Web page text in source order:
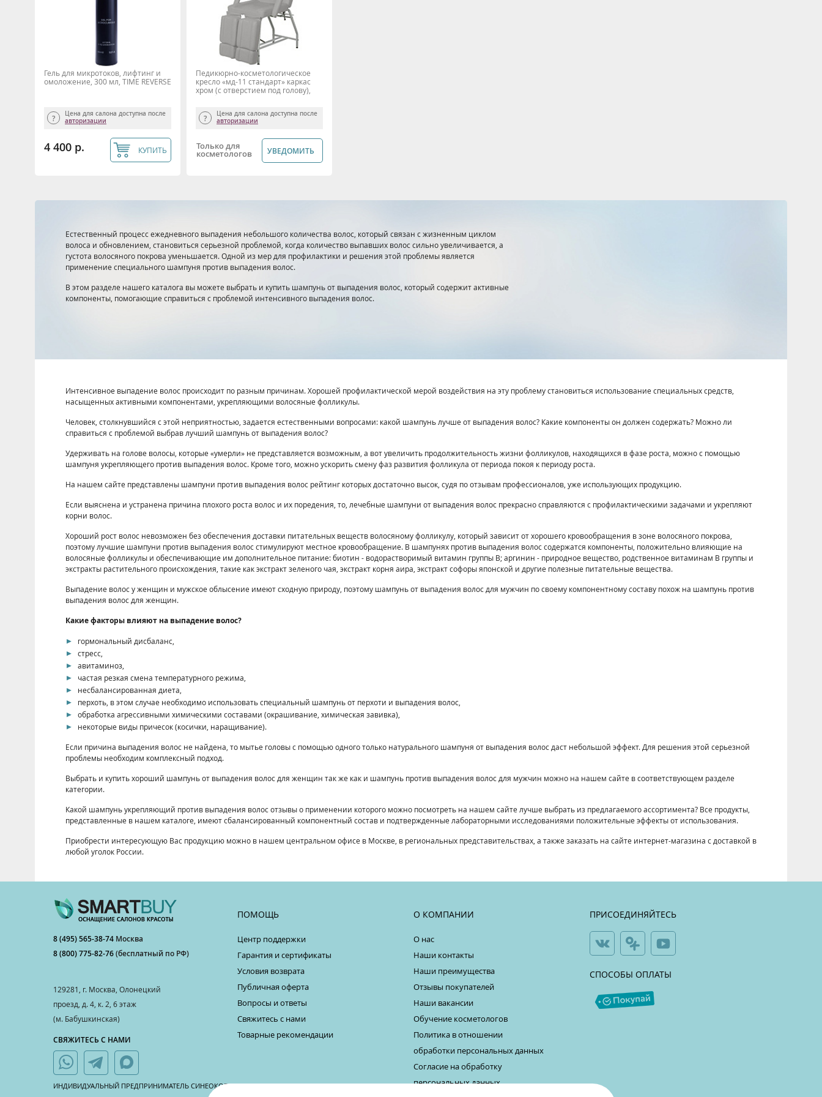
Гель для микротоков, лифтинг и
омоложение, 300 мл, TIME REVERSE
Цена для салона доступна после
авторизации
4 400 р. КУПИТЬ
Педикюрно-косметологическое
кресло «мд-11 стандарт» каркас
хром (с отверстием под голову),
серебро
Цена для салона доступна после
авторизации
Только для
косметологов УВЕДОМИТЬ
Естественный процесс ежедневного выпадения небольшого количества волос, который связан с жизненным циклом
волоса и обновлением, становиться серьезной проблемой, когда количество выпавших волос сильно увеличивается, а
густота волосяного покрова уменьшается. Одной из мер для профилактики и решения этой проблемы является
применение специального шампуня против выпадения волос.
В этом разделе нашего каталога вы можете выбрать и купить шампунь от выпадения волос, который содержит активные
компоненты, помогающие справиться с проблемой интенсивного выпадения волос.
Интенсивное выпадение волос происходит по разным причинам. Хорошей профилактической мерой воздействия на эту проблему становиться использование специальных средств,
насыщенных активными компонентами, укрепляющими волосяные фолликулы.
Человек, столкнувшийся с этой неприятностью, задается естественными вопросами: какой шампунь лучше от выпадения волос? Какие компоненты он должен содержать? Можно ли
справиться с проблемой выбрав лучший шампунь от выпадения волос?
Удерживать на голове волосы, которые «умерли» не представляется возможным, а вот увеличить продолжительность жизни фолликулов, находящихся в фазе роста, можно с помощью
шампуня укрепляющего против выпадения волос. Кроме того, можно ускорить смену фаз развития фолликула от периода покоя к периоду роста.
На нашем сайте представлены шампуни против выпадения волос рейтинг которых достаточно высок, судя по отзывам профессионалов, уже использующих продукцию.
Если выяснена и устранена причина плохого роста волос и их поредения, то, лечебные шампуни от выпадения волос прекрасно справляются с профилактическими задачами и укрепляют
корни волос.
Хороший рост волос невозможен без обеспечения доставки питательных веществ волосяному фолликулу, который зависит от хорошего кровообращения в зоне волосяного покрова,
поэтому лучшие шампуни против выпадения волос стимулируют местное кровообращение. В шампунях против выпадения волос содержатся компоненты, положительно влияющие на
волосяные фолликулы и обеспечивающие им дополнительное питание: биотин - водорастворимый витамин группы В; аргинин - природное вещество, родственное витаминам В группы и
экстракты растительного происхождения, такие как экстракт зеленого чая, экстракт корня аира, экстракт софоры японской и другие полезные питательные вещества.
Выпадение волос у женщин и мужское облысение имеют сходную природу, поэтому шампунь от выпадения волос для мужчин по своему компонентному составу похож на шампунь против
выпадения волос для женщин.
Какие факторы влияют на выпадение волос?
гормональный дисбаланс,
стресс,
авитаминоз,
частая резкая смена температурного режима,
несбалансированная диета,
перхоть, в этом случае необходимо использовать специальный шампунь от перхоти и выпадения волос,
обработка агрессивными химическими составами (окрашивание, химическая завивка),
некоторые виды причесок (косички, наращивание).
Если причина выпадения волос не найдена, то мытье головы с помощью одного только натурального шампуня от выпадения волос даст небольшой эффект. Для решения этой серьезной
проблемы необходим комплексный подход.
Выбрать и купить хороший шампунь от выпадения волос для женщин так же как и шампунь против выпадения волос для мужчин можно на нашем сайте в соответствующем разделе
категории.
Какой шампунь укрепляющий против выпадения волос отзывы о применении которого можно посмотреть на нашем сайте лучше выбрать из предлагаемого ассортимента? Все продукты,
представленные в нашем каталоге, имеют сбалансированный компонентный состав и подтвержденные лабораторными исследованиями положительные эффекты от использования.
Приобрести интересующую Вас продукцию можно в нашем центральном офисе в Москве, в региональных представительствах, а также заказать на сайте интернет-магазина с доставкой в
любой уголок России.
8 (495) 565-38-74 Москва
8 (800) 775-82-76(бесплатный по РФ)
129281, г. Москва, Олонецкий
проезд, д. 4, к. 2, 6 этаж
(м. Бабушкинская)
СВЯЖИТЕСЬ С НАМИ
ИНДИВИДУАЛЬНЫЙ ПРЕДПРИНИМАТЕЛЬ СИНЕОКОВ
ПОМОЩЬ
Центр поддержки
Гарантия и сертификаты
Условия возврата
Публичная оферта
Вопросы и ответы
Свяжитесь с нами
Товарные рекомендации
О КОМПАНИИ
О нас
Наши контакты
Наши преимущества
Отзывы покупателей
Наши вакансии
Обучение косметологов
Политика в отношении
обработки персональных данных
Согласие на обработку
персональных данных
ПРИСОЕДИНЯЙТЕСЬ
СПОСОБЫ ОПЛАТЫ